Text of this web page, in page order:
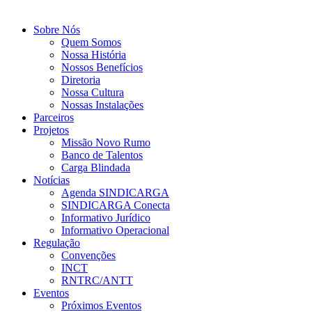
Sobre Nós
Quem Somos
Nossa História
Nossos Benefícios
Diretoria
Nossa Cultura
Nossas Instalações
Parceiros
Projetos
Missão Novo Rumo
Banco de Talentos
Carga Blindada
Notícias
Agenda SINDICARGA
SINDICARGA Conecta
Informativo Jurídico
Informativo Operacional
Regulação
Convenções
INCT
RNTRC/ANTT
Eventos
Próximos Eventos